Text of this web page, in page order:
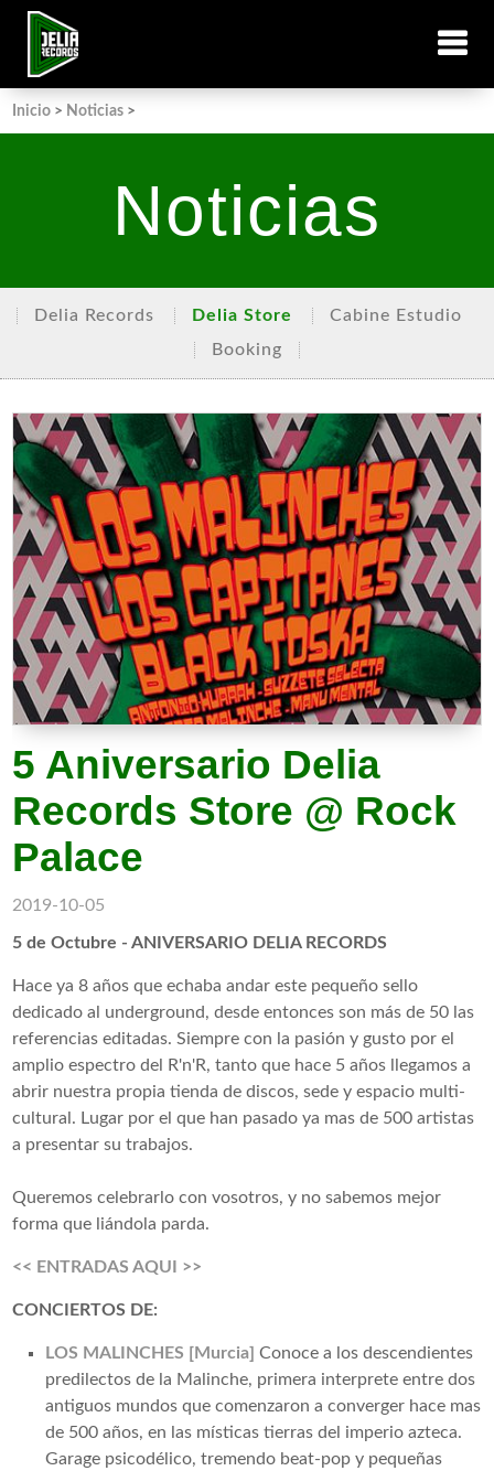
Inicio > Noticias >
Noticias
Delia Records Delia Store
Cabine Estudio
Booking
5 Aniversario Delia
Records Store @ Rock
Palace
2019-10-05
5 de Octubre - ANIVERSARIO DELIA RECORDS
Hace ya 8 años que echaba andar este pequeño sello
dedicado al underground, desde entonces son más de 50 las
referencias editadas. Siempre con la pasión y gusto por el
amplio espectro del R'n'R, tanto que hace 5 años llegamos a
abrir nuestra propia tienda de discos, sede y espacio multi-
cultural. Lugar por el que han pasado ya mas de 500 artistas
a presentar su trabajos.
Queremos celebrarlo con vosotros, y no sabemos mejor
forma que liándola parda.
<< ENTRADAS AQUI >>
CONCIERTOS DE:
LOS MALINCHES [Murcia] Conoce a los descendientes
predilectos de la Malinche, primera interprete entre dos
antiguos mundos que comenzaron a converger hace mas
de 500 años, en las místicas tierras del imperio azteca.
Garage psicodélico, tremendo beat-pop y pequeñas